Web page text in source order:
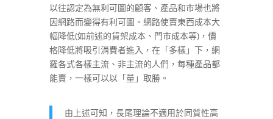
以往認定為無利可圖的顧客、產品和市場也將
因網路而變得有利可圖。網路使賣東西成本大
幅降低(如前述的貨架成本、門市成本等)，價
格降低將吸引消費者進入，在「多樣」下，網
羅各式各樣主流、非主流的人們，每種產品都
能賣，一樣可以以「量」取勝。
由上述可知，長尾理論不適用於同質性高